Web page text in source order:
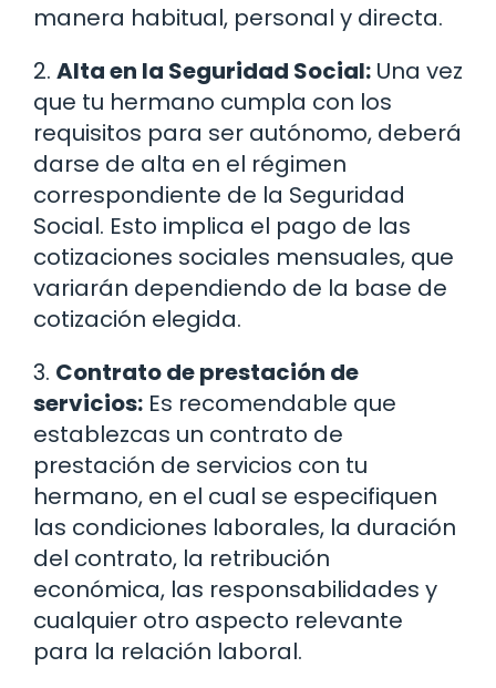
manera habitual, personal y directa.
2. Alta en la Seguridad Social: Una vez
que tu hermano cumpla con los
requisitos para ser autónomo, deberá
darse de alta en el régimen
correspondiente de la Seguridad
Social. Esto implica el pago de las
cotizaciones sociales mensuales, que
variarán dependiendo de la base de
cotización elegida.
3. Contrato de prestación de
servicios: Es recomendable que
establezcas un contrato de
prestación de servicios con tu
hermano, en el cual se especifiquen
las condiciones laborales, la duración
del contrato, la retribución
económica, las responsabilidades y
cualquier otro aspecto relevante
para la relación laboral.